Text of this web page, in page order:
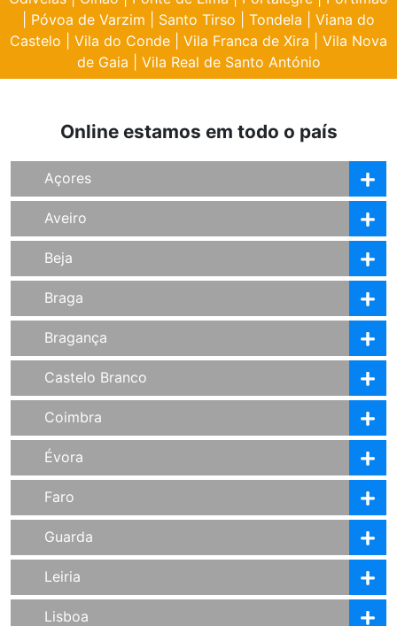
Póvoa de Varzim Santo Tirso Tondela
Viana do
Castelo
Vila do Conde Vila Franca de Xira
Vila Nova
de Gaia
Vila Real de Santo António
Online estamos em todo o país
Açores
Aveiro
Beja
Braga
Bragança
Castelo Branco
Coimbra
Évora
Faro
Guarda
Leiria
Lisboa